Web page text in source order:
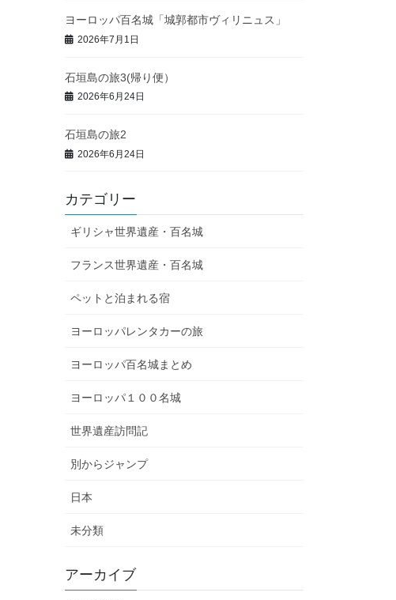
ヨーロッパ百名城「城郭都市ヴィリニュス」
2026年7月1日
石垣島の旅3(帰り便）
2026年6月24日
石垣島の旅2
2026年6月24日
カテゴリー
ギリシャ世界遺産・百名城
フランス世界遺産・百名城
ペットと泊まれる宿
ヨーロッパレンタカーの旅
ヨーロッパ百名城まとめ
ヨーロッパ１００名城
世界遺産訪問記
別からジャンプ
日本
未分類
アーカイブ